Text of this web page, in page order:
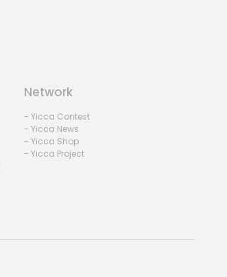
Network
- Yicca Contest
- Yicca News
- Yicca Shop
- Yicca Project